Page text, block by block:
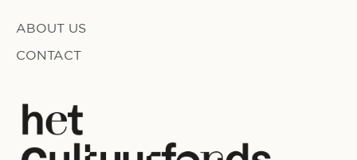
ABOUT US
CONTACT